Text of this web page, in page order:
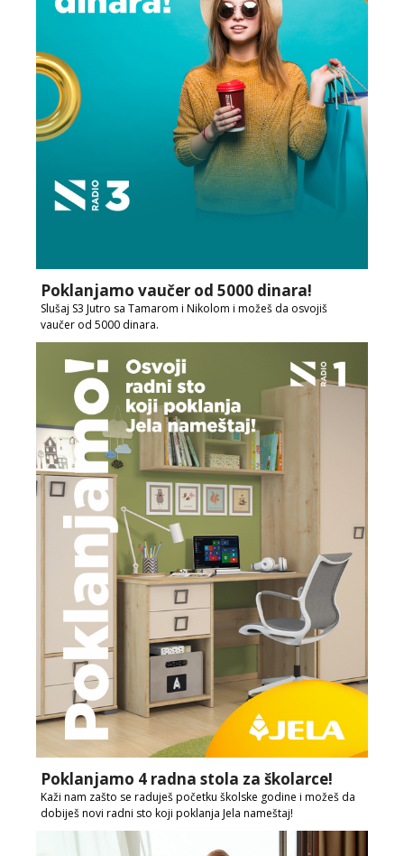
Poklanjamo vaučer od 5000 dinara!
Slušaj S3 Jutro sa Tamarom i Nikolom i možeš da osvojiš
vaučer od 5000 dinara.
Poklanjamo 4 radna stola za školarce!
Kaži nam zašto se raduješ početku školske godine i možeš da
dobiješ novi radni sto koji poklanja Jela nameštaj!